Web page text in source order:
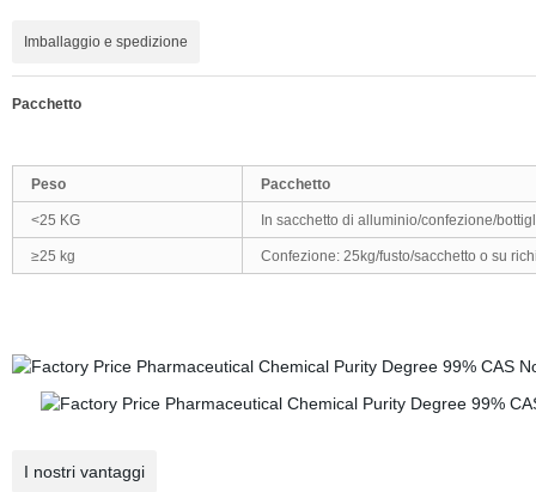
Imballaggio e spedizione
Pacchetto
Peso Pacchetto
<25 KG In sacchetto di alluminio/confezione/
≥25 kg Confezione: 25kg/fusto/sacchetto o su
I nostri vantaggi